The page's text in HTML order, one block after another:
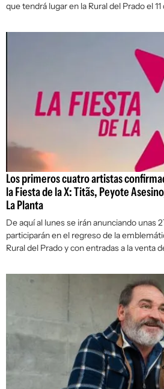
que tendrá lugar en la Rural del Prado el
Los primeros cuatro artistas
la Fiesta de la X: Titãs, Peyote
La Planta
De aquí al lunes se irán anunciando unas
participarán en el regreso de la
Rural del Prado y con entradas a la venta